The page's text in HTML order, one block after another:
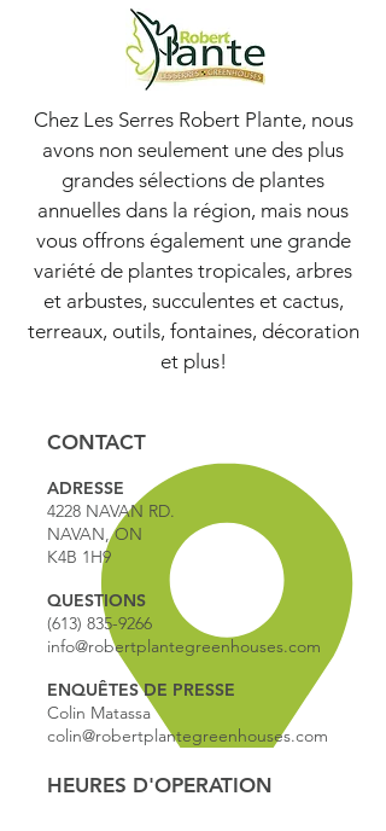
Chez Les Serres Robert Plante, nous
avons non seulement une des plus
grandes sélections de plantes
annuelles dans la région, mais nous
vous offrons également une grande
variété de plantes tropicales, arbres
et arbustes, succulentes et cactus,
terreaux, outils, fontaines, décoration
et plus!
CONTACT
ADRESSE
4228 NAVAN RD.
NAVAN, ON
K4B 1H9
QUESTIONS
(613) 835-9266
info@robertplantegreenhouses.com
ENQUÊTES DE PRESSE
Colin Matassa
colin@robertplantegreenhouses.com
HEURES D'OPERATION